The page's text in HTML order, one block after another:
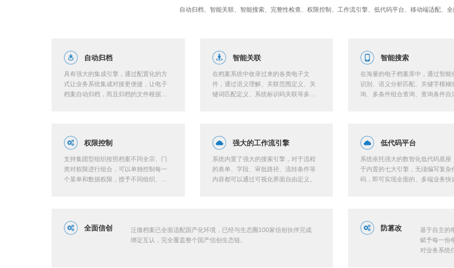
自动归档、智能关联、智能搜索、完整性检查、权限控制、工作流引擎、低代码平台、移动端适配、
自动归档
具有强大的集成引擎，通过配置化的方
式让业务系统集成对接更便捷，让电子
档案自动归档，而且归档的文件根据权
智能关联
在档案系统中收录过来的各类电子文
件，通过语义理解、关联范围定义、关
键词匹配定义、系统标识码关联等多种
智能搜索
在海量的电子档案库中，通过智能
识别、语义分析匹配、关键字模糊
询、多条件组合查询、查询条件自
权限控制
支持集团型组织按照档案不同全宗、门
类对权限进行组合，可以单独控制每一
个菜单和数据权限，授予不同组织、角
强大的工作流引擎
系统内置了强大的搜索引擎，对于流程
的表单、字段、审批路径、流转条件等
内容都可以通过可视化界面自由定义。
低代码平台
系统依托强大的数智化低代码底座
于内置的七大引擎，无须编写复杂
码，即可实现全面的、多端业务快
全面信创
泛微档案已全面适配国产化环境，已经与生态圈100家信创伙伴完成
绑定互认，完全覆盖整个国产信创生态链。
防篡改
基于自主的
赋予每一份
对业务系统